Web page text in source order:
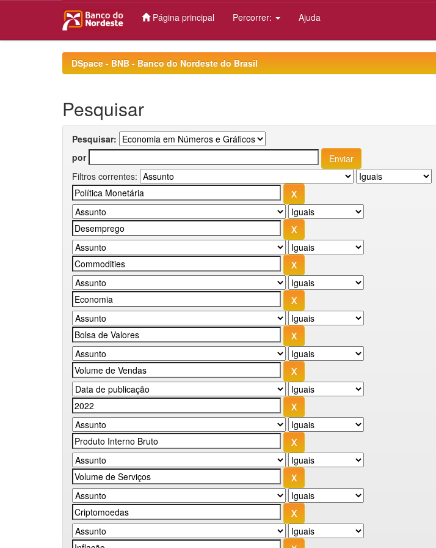
Página principal Percorrer: Ajuda
DSpace - BNB - Banco do Nordeste do Brasil
Pesquisar
Pesquisar:
por
Filtros correntes: